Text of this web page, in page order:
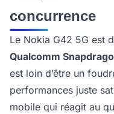
concurrence
Le Nokia G42 5G est
Qualcomm
est loin d’être un
performances juste
mobile qui réagit au